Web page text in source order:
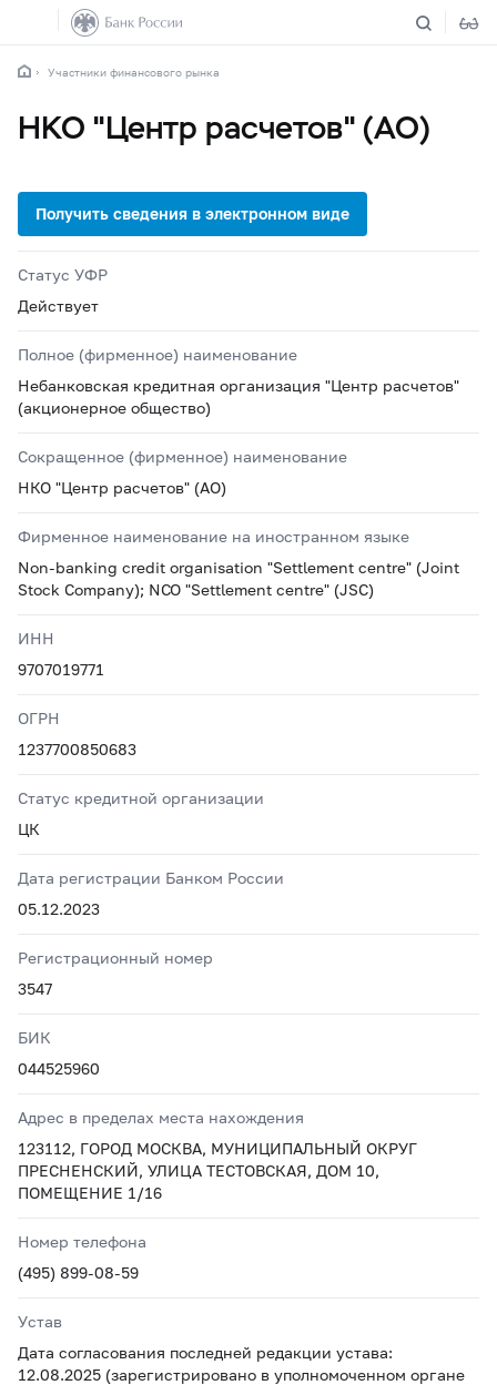
Участники финансового рынка
НКО "Центр расчетов" (АО)
Статус УФР
Действует
Полное (фирменное) наименование
Небанковская кредитная организация "Центр расчетов"
(акционерное общество)
Сокращенное (фирменное) наименование
НКО "Центр расчетов" (АО)
Фирменное наименование на иностранном языке
Non-banking credit organisation "Settlement centre" (Joint
Stock Company); NCO "Settlement centre" (JSC)
ИНН
9707019771
ОГРН
1237700850683
Статус кредитной организации
ЦК
Дата регистрации Банком России
05.12.2023
Регистрационный номер
3547
БИК
044525960
Адрес в пределах места нахождения
123112, ГОРОД МОСКВА, МУНИЦИПАЛЬНЫЙ ОКРУГ
ПРЕСНЕНСКИЙ, УЛИЦА ТЕСТОВСКАЯ, ДОМ 10,
ПОМЕЩЕНИЕ 1/16
Номер телефона
(495) 899-08-59
Устав
Дата согласования последней редакции устава:
12.08.2025 (зарегистрировано в уполномоченном органе